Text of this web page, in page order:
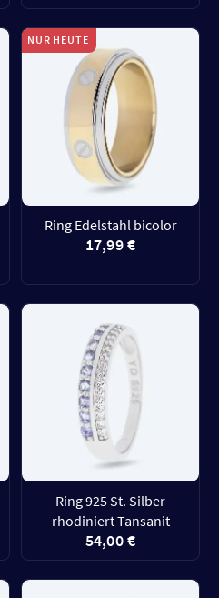
NUR HEUTE
Ring Edelstahl bicolor
17,99 €
Ring 925 St. Silber
rhodiniert Tansanit
54,00 €